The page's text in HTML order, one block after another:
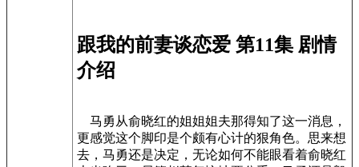
跟我的前妻谈恋爱 第11集 剧情
介绍
马勇从俞晓红的姐姐姐夫那得知了这一消息，
更感觉这个脚印是个颇有心计的狠角色。思来想
去，马勇还是决定，无论如何不能眼看着俞晓红